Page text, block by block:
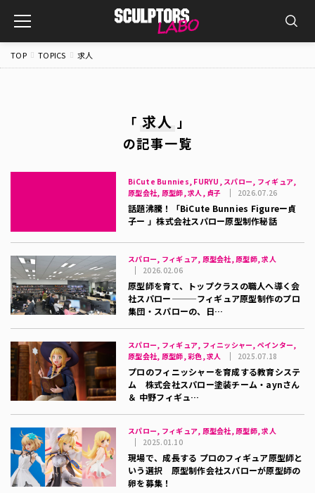
toggle
navigation
TOP TOPICS 求人
「 求人 」
の記事一覧
BiCute Bunnies, FURYU, スパロー, フィギュア,
原型会社, 原型師, 求人, 貞子
2026.07.26
話題沸騰！「BiCute Bunnies Figureー貞
子ー 」株式会社スパロー原型制作秘話
スパロー, フィギュア, 原型会社, 原型師, 求人
2026.02.06
原型師を育て、トップクラスの職人へ導く会
社スパロー———フィギュア原型制作のプロ
集団・スパローの、日…
スパロー, フィギュア, フィニッシャー, ペインター,
原型会社, 原型師, 彩色, 求人
2025.07.18
プロのフィニッシャーを育成する教育システ
ム 株式会社スパロー塗装チーム・aynさん
＆ 中野フィギュ…
スパロー, フィギュア, 原型会社, 原型師, 求人
2025.01.10
現場で、成長する プロのフィギュア原型師と
いう選択 原型制作会社スパローが原型師の
卵を募集！